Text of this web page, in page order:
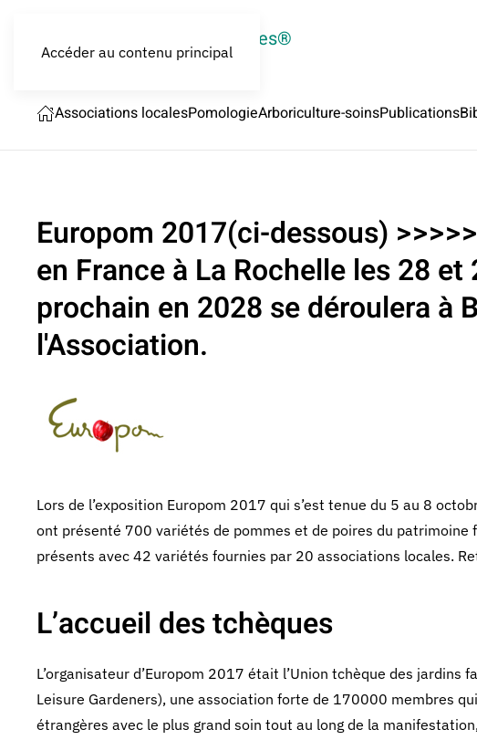
Accéder au contenu principal
LES CROQUEURS de pommes®
Associations localesPomologieArboriculture-soinsPublications
Europom 2017(ci-dessous)
en France à La Rochelle les 28
prochain en 2028 se déroulera à
l'Association.
Lors de l’exposition Europom 2017 qui s’est tenue du 5 au 8
ont présenté 700 variétés de pommes et de poires du
présents avec 42 variétés fournies par 20 associations locales.
L’accueil des tchèques
L’organisateur d’Europom 2017 était l’Union tchèque des
Leisure Gardeners), une association forte de 170000 membres
étrangères avec le plus grand soin tout au long de la